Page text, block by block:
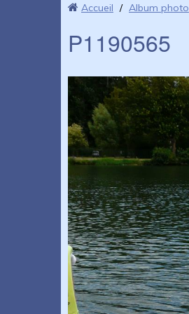
Accueil / Album photo
P1190565